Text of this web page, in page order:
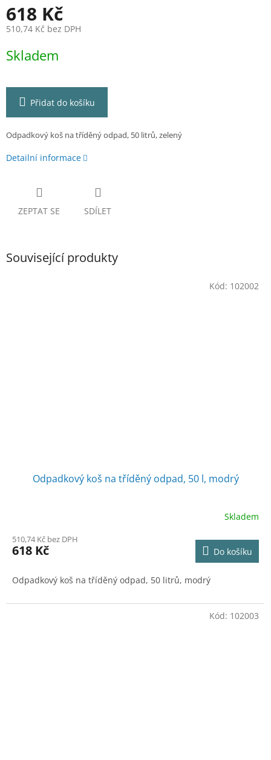
618 Kč
510,74 Kč bez DPH
cena:
Skladem
Přidat do košíku
Odpadkový koš na tříděný odpad, 50 litrů, zelený
Detailní informace
ZEPTAT SE SDÍLET
Související produkty
Odpadkový koš na tříděný odpad, 50 l, modrý
Skladem
510,74 Kč bez DPH
618 Kč Do košíku
Odpadkový koš na tříděný odpad, 50 litrů, modrý
Kód: 102002
Kód: 102003